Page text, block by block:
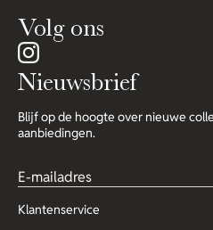
Volg ons
Nieuwsbrief
Blijf op de hoogte over nieuwe
aanbiedingen.
Klantenservice